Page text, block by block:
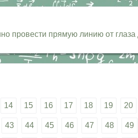
провести прямую линию от
14 15 16 17 18 19 20
43 44 45 46 47 48 49